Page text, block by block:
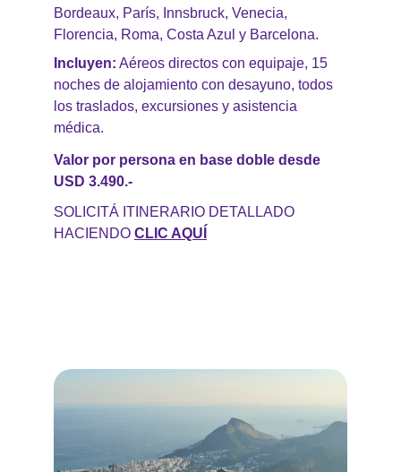
Bordeaux, París, Innsbruck, Venecia,
Florencia, Roma, Costa Azul y Barcelona.
Incluyen: Aéreos directos con equipaje, 15
noches de alojamiento con desayuno, todos
los traslados, excursiones y asistencia
médica.
Valor por persona en base doble desde
USD 3.490.-
SOLICITÁ ITINERARIO DETALLADO
HACIENDO CLIC AQUÍ